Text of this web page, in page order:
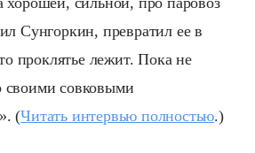
Сунгоркин, превратил ее в
проклятье лежит. Пока не
своими совковыми
(Читать интервью полностью.)